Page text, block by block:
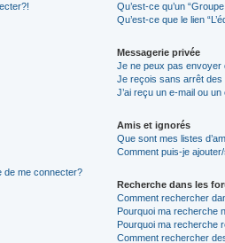
de me connecter?
Qu’est-ce qu’un
Qu’est-ce que le lien
Messagerie privée
Je ne peux pas envoyer
Je reçois sans arrêt des
J’ai reçu un e-mail ou
Amis et ignorés
Que sont mes listes
Comment puis-je
Recherche dans les
Comment rechercher
Pourquoi ma recherche
Pourquoi ma recherche
Comment rechercher